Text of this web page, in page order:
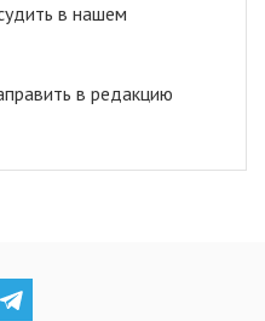
в нашем
в редакцию